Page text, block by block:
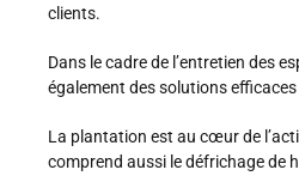
clients.
Dans le cadre de l’entretien des
également des solutions
La plantation est au cœur de
comprend aussi le défrichage de